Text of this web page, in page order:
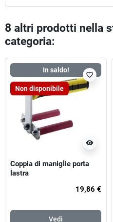
8 altri prodotti nella
categoria:
In saldo!
Non disponibile
visibility
favorite_border
Coppia di maniglie porta
lastra
19,86 €
Vedi